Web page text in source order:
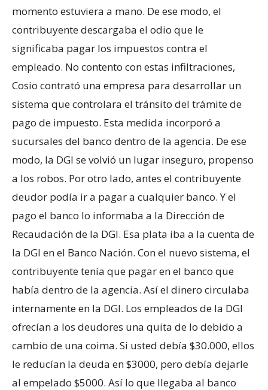
momento estuviera a mano. De ese modo, el
contribuyente descargaba el odio que le
significaba pagar los impuestos contra el
empleado. No contento con estas infiltraciones,
Cosio contrató una empresa para desarrollar un
sistema que controlara el tránsito del trámite de
pago de impuesto. Esta medida incorporó a
sucursales del banco dentro de la agencia. De ese
modo, la DGI se volvió un lugar inseguro, propenso
a los robos. Por otro lado, antes el contribuyente
deudor podía ir a pagar a cualquier banco. Y el
pago el banco lo informaba a la Dirección de
Recaudación de la DGI. Esa plata iba a la cuenta de
la DGI en el Banco Nación. Con el nuevo sistema, el
contribuyente tenía que pagar en el banco que
había dentro de la agencia. Así el dinero circulaba
internamente en la DGI. Los empleados de la DGI
ofrecían a los deudores una quita de lo debido a
cambio de una coima. Si usted debía $30.000, ellos
le reducían la deuda en $3000, pero debía dejarle
al empelado $5000. Así lo que llegaba al banco